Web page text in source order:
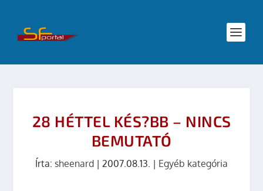
28 HÉTTEL KÉS?BB – NINCS
BEMUTATÓ
Írta: sheenard | 2007.08.13. | Egyéb kategória